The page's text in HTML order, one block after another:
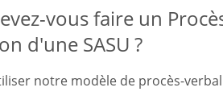
vous faire un
d'une SASU ?
notre modèle de procès-